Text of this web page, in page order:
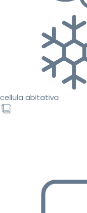
cellula abitativa